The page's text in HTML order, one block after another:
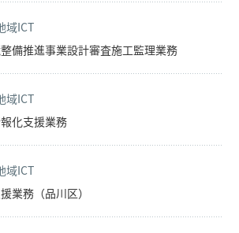
域ICT
備推進事業設計審査施工監理業務
域ICT
化支援業務
域ICT
業務（品川区）